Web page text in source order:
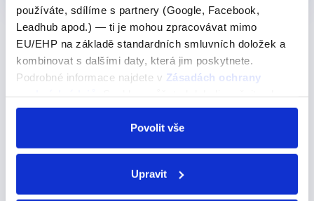
používáte, sdílíme s partnery (Google, Facebook,
Leadhub apod.) — ti je mohou zpracovávat mimo
EU/EHP na základě standardních smluvních doložek a
kombinovat s dalšími daty, která jim poskytnete.
Podrobné informace najdete v Zásadách ochrany
odvolat v nastavení cookies, případně se obrátit na
Povolit vše
Upravit
Související články:
Anglické zkratky: kompletní průvodce
Anglická neurčitá zájmena
Anglická osobní zájmena
Anglická přivlastňovací zájmena